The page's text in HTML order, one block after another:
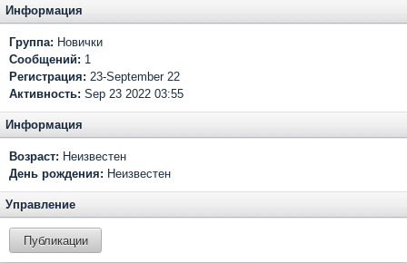
Информация
Группа: Новички
Сообщений: 1
Регистрация: 23-September 22
Активность: Sep 23 2022 03:55
Информация
Возраст: Неизвестен
День рождения: Неизвестен
Управление
Публикации